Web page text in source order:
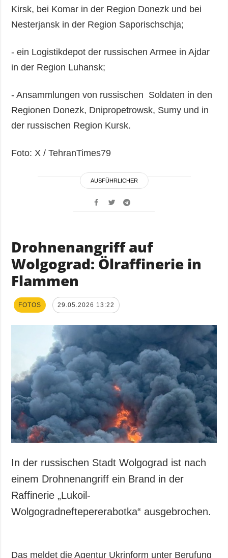
Kirsk, bei Komar in der Region Donezk und bei
Nesterjansk in der Region Saporischschja;
- ein Logistikdepot der russischen Armee in Ajdar
in der Region Luhansk;
- Ansammlungen von russischen Soldaten in den
Regionen Donezk, Dnipropetrowsk, Sumy und in
der russischen Region Kursk.
Foto: X / TehranTimes79
AUSFÜHRLICHER
Drohnenangriff auf
Wolgograd: Ölraffinerie in
Flammen
FOTOS 29.05.2026 13:22
In der russischen Stadt Wolgograd ist nach
einem Drohnenangriff ein Brand in der
Raffinerie „Lukoil-
Wolgogradneftepererabotka“ ausgebrochen.
Das meldet die Agentur Ukrinform unter Berufung